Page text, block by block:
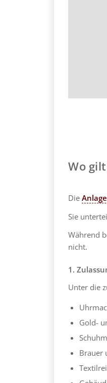
Wo
Die
Sie
Während
nicht.
1.
Unter die
Gold-
Brauer